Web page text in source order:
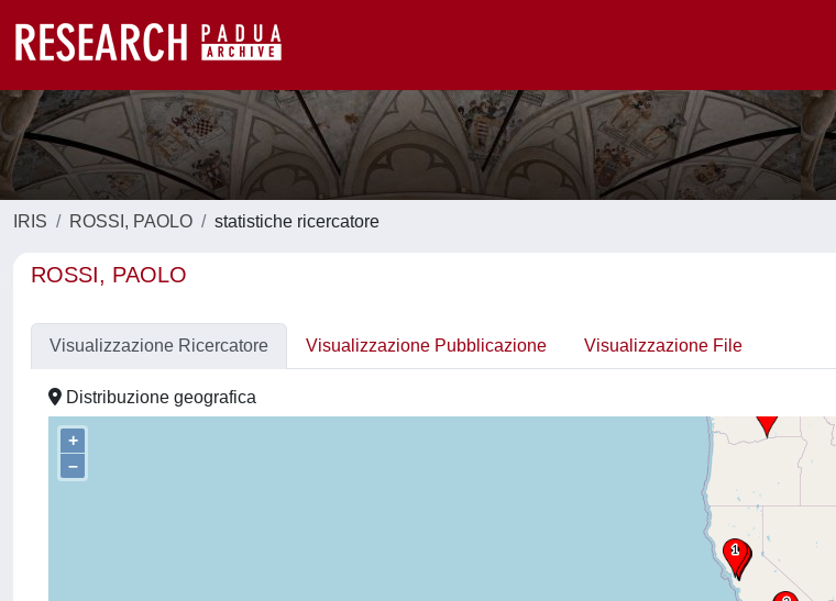
IRIS ROSSI, PAOLO statistiche ricercatore
ROSSI, PAOLO
Visualizzazione Ricercatore Visualizzazione Pubblicazione Visualizzazione File
Distribuzione geografica
+
–